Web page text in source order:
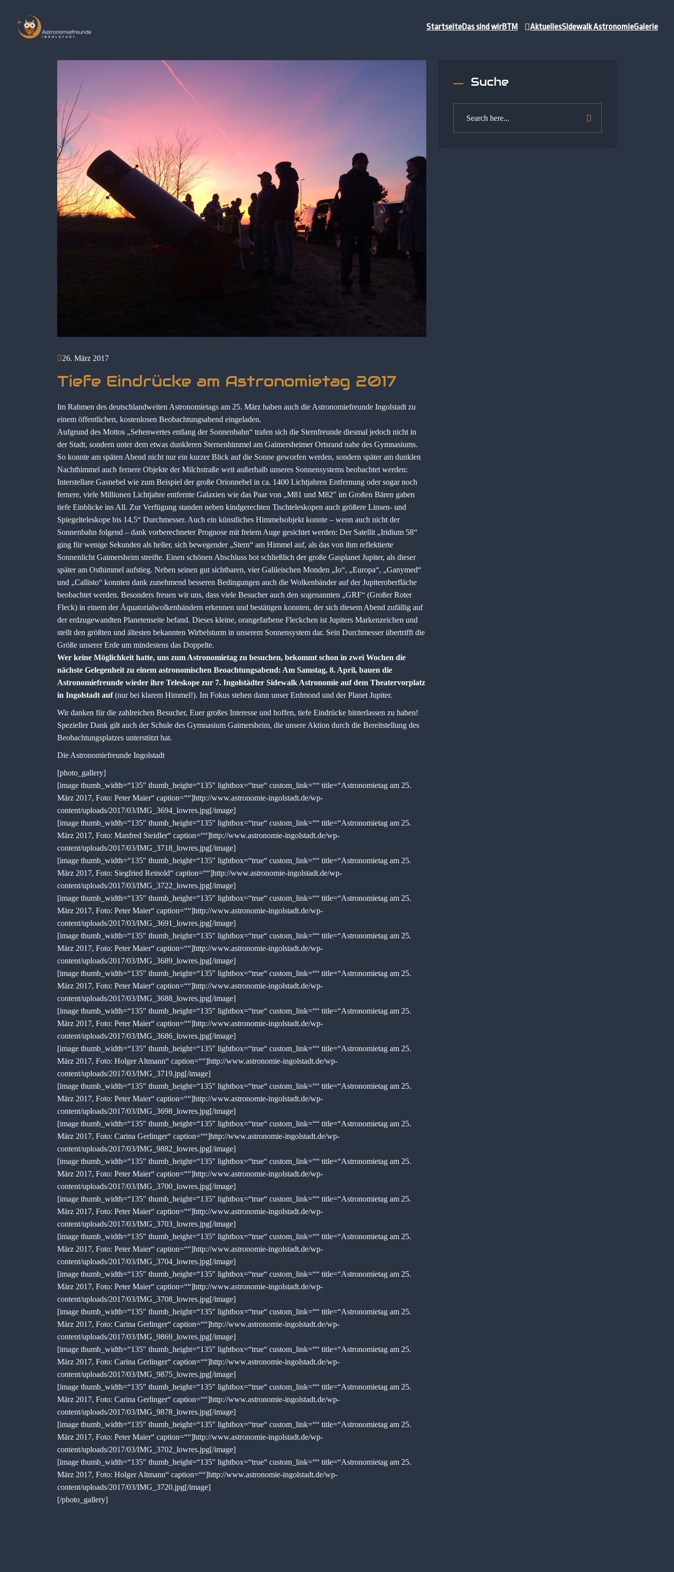
StartseiteDas sind wirBTM AktuellesSidewalk AstronomieGalerie
26. März 2017
Tiefe Eindrücke am Astronomietag 2017
Im Rahmen des deutschlandweiten Astronomietags am 25. März haben auch die Astronomiefreunde Ingolstadt zu
einem öffentlichen, kostenlosen Beobachtungsabend eingeladen.
Aufgrund des Mottos „Sehenwertes entlang der Sonnenbahn“ trafen sich die Sternfreunde diesmal jedoch nicht in
der Stadt, sondern unter dem etwas dunkleren Sternenhimmel am Gaimersheimer Ortsrand nahe des Gymnasiums.
So konnte am späten Abend nicht nur ein kurzer Blick auf die Sonne geworfen werden, sondern später am dunklen
Nachthimmel auch fernere Objekte der Milchstraße weit außerhalb unseres Sonnensystems beobachtet werden:
Interstellare Gasnebel wie zum Beispiel der große Orionnebel in ca. 1400 Lichtjahren Entfernung oder sogar noch
fernere, viele Millionen Lichtjahre entfernte Galaxien wie das Paar von „M81 und M82″ im Großen Bären gaben
tiefe Einblicke ins All. Zur Verfügung standen neben kindgerechten Tischteleskopen auch größere Linsen- und
Spiegelteleskope bis 14,5“ Durchmesser. Auch ein künstliches Himmelsobjekt konnte – wenn auch nicht der
Sonnenbahn folgend – dank vorberechneter Prognose mit freiem Auge gesichtet werden: Der Satellit „Iridium 58“
ging für wenige Sekunden als heller, sich bewegender „Stern“ am Himmel auf, als das von ihm reflektierte
Sonnenlicht Gaimersheim streifte. Einen schönen Abschluss bot schließlich der große Gasplanet Jupiter, als dieser
später am Osthimmel aufstieg. Neben seinen gut sichtbaren, vier Galileischen Monden „Io“, „Europa“, „Ganymed“
und „Callisto“ konnten dank zunehmend besseren Bedingungen auch die Wolkenbänder auf der Jupiteroberfläche
beobachtet werden. Besonders freuen wir uns, dass viele Besucher auch den sogenannten „GRF“ (Großer Roter
Fleck) in einem der Äquatorialwolkenbändern erkennen und bestätigen konnten, der sich diesem Abend zufällig auf
der erdzugewandten Planetenseite befand. Dieses kleine, orangefarbene Fleckchen ist Jupiters Markenzeichen und
stellt den größten und ältesten bekannten Wirbelsturm in unserem Sonnensystem dar. Sein Durchmesser übertrifft die
Größe unserer Erde um mindestens das Doppelte.
Wer keine Möglichkeit hatte, uns zum Astronomietag zu besuchen, bekommt schon in zwei Wochen die
nächste Gelegenheit zu einem astronomischen Beoachtungsabend: Am Samstag, 8. April, bauen die
Astronomiefreunde wieder ihre Teleskope zur 7. Ingolstädter Sidewalk Astronomie auf dem Theatervorplatz
in Ingolstadt auf(nur bei klarem Himmel!). Im Fokus stehen dann unser Erdmond und der Planet Jupiter.
Wir danken für die zahlreichen Besucher, Euer großes Interesse und hoffen, tiefe Eindrücke hinterlassen zu haben!
Spezieller Dank gilt auch der Schule des Gymnasium Gaimersheim, die unsere Aktion durch die Bereitstellung des
Beobachtungsplatzes unterstützt hat.
Die Astronomiefreunde Ingolstadt
[photo_gallery]
[image thumb_width=“135″ thumb_height=“135″ lightbox=“true“ custom_link=““ title=“Astronomietag am 25.
März 2017, Foto: Peter Maier“ caption=““]http://www.astronomie-ingolstadt.de/wp-
content/uploads/2017/03/IMG_3694_lowres.jpg[/image]
[image thumb_width=“135″ thumb_height=“135″ lightbox=“true“ custom_link=““ title=“Astronomietag am 25.
März 2017, Foto: Manfred Steidler“ caption=““]http://www.astronomie-ingolstadt.de/wp-
content/uploads/2017/03/IMG_3718_lowres.jpg[/image]
[image thumb_width=“135″ thumb_height=“135″ lightbox=“true“ custom_link=““ title=“Astronomietag am 25.
März 2017, Foto: Siegfried Reinold“ caption=““]http://www.astronomie-ingolstadt.de/wp-
content/uploads/2017/03/IMG_3722_lowres.jpg[/image]
[image thumb_width=“135″ thumb_height=“135″ lightbox=“true“ custom_link=““ title=“Astronomietag am 25.
März 2017, Foto: Peter Maier“ caption=““]http://www.astronomie-ingolstadt.de/wp-
content/uploads/2017/03/IMG_3691_lowres.jpg[/image]
[image thumb_width=“135″ thumb_height=“135″ lightbox=“true“ custom_link=““ title=“Astronomietag am 25.
März 2017, Foto: Peter Maier“ caption=““]http://www.astronomie-ingolstadt.de/wp-
content/uploads/2017/03/IMG_3689_lowres.jpg[/image]
[image thumb_width=“135″ thumb_height=“135″ lightbox=“true“ custom_link=““ title=“Astronomietag am 25.
März 2017, Foto: Peter Maier“ caption=““]http://www.astronomie-ingolstadt.de/wp-
content/uploads/2017/03/IMG_3688_lowres.jpg[/image]
[image thumb_width=“135″ thumb_height=“135″ lightbox=“true“ custom_link=““ title=“Astronomietag am 25.
März 2017, Foto: Peter Maier“ caption=““]http://www.astronomie-ingolstadt.de/wp-
content/uploads/2017/03/IMG_3686_lowres.jpg[/image]
[image thumb_width=“135″ thumb_height=“135″ lightbox=“true“ custom_link=““ title=“Astronomietag am 25.
März 2017, Foto: Holger Altmann“ caption=““]http://www.astronomie-ingolstadt.de/wp-
content/uploads/2017/03/IMG_3719.jpg[/image]
[image thumb_width=“135″ thumb_height=“135″ lightbox=“true“ custom_link=““ title=“Astronomietag am 25.
März 2017, Foto: Peter Maier“ caption=““]http://www.astronomie-ingolstadt.de/wp-
content/uploads/2017/03/IMG_3698_lowres.jpg[/image]
[image thumb_width=“135″ thumb_height=“135″ lightbox=“true“ custom_link=““ title=“Astronomietag am 25.
März 2017, Foto: Carina Gerlinger“ caption=““]http://www.astronomie-ingolstadt.de/wp-
content/uploads/2017/03/IMG_9882_lowres.jpg[/image]
[image thumb_width=“135″ thumb_height=“135″ lightbox=“true“ custom_link=““ title=“Astronomietag am 25.
März 2017, Foto: Peter Maier“ caption=““]http://www.astronomie-ingolstadt.de/wp-
content/uploads/2017/03/IMG_3700_lowres.jpg[/image]
[image thumb_width=“135″ thumb_height=“135″ lightbox=“true“ custom_link=““ title=“Astronomietag am 25.
März 2017, Foto: Peter Maier“ caption=““]http://www.astronomie-ingolstadt.de/wp-
content/uploads/2017/03/IMG_3703_lowres.jpg[/image]
[image thumb_width=“135″ thumb_height=“135″ lightbox=“true“ custom_link=““ title=“Astronomietag am 25.
März 2017, Foto: Peter Maier“ caption=““]http://www.astronomie-ingolstadt.de/wp-
content/uploads/2017/03/IMG_3704_lowres.jpg[/image]
[image thumb_width=“135″ thumb_height=“135″ lightbox=“true“ custom_link=““ title=“Astronomietag am 25.
März 2017, Foto: Peter Maier“ caption=““]http://www.astronomie-ingolstadt.de/wp-
content/uploads/2017/03/IMG_3708_lowres.jpg[/image]
[image thumb_width=“135″ thumb_height=“135″ lightbox=“true“ custom_link=““ title=“Astronomietag am 25.
März 2017, Foto: Carina Gerlinger“ caption=““]http://www.astronomie-ingolstadt.de/wp-
content/uploads/2017/03/IMG_9869_lowres.jpg[/image]
[image thumb_width=“135″ thumb_height=“135″ lightbox=“true“ custom_link=““ title=“Astronomietag am 25.
März 2017, Foto: Carina Gerlinger“ caption=““]http://www.astronomie-ingolstadt.de/wp-
content/uploads/2017/03/IMG_9875_lowres.jpg[/image]
[image thumb_width=“135″ thumb_height=“135″ lightbox=“true“ custom_link=““ title=“Astronomietag am 25.
März 2017, Foto: Carina Gerlinger“ caption=““]http://www.astronomie-ingolstadt.de/wp-
content/uploads/2017/03/IMG_9878_lowres.jpg[/image]
[image thumb_width=“135″ thumb_height=“135″ lightbox=“true“ custom_link=““ title=“Astronomietag am 25.
März 2017, Foto: Peter Maier“ caption=““]http://www.astronomie-ingolstadt.de/wp-
content/uploads/2017/03/IMG_3702_lowres.jpg[/image]
[image thumb_width=“135″ thumb_height=“135″ lightbox=“true“ custom_link=““ title=“Astronomietag am 25.
März 2017, Foto: Holger Altmann“ caption=““]http://www.astronomie-ingolstadt.de/wp-
content/uploads/2017/03/IMG_3720.jpg[/image]
[/photo_gallery]
Suche